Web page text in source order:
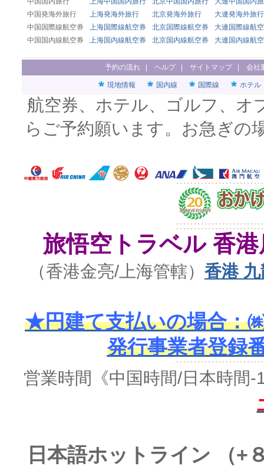
中国発海外旅行
上海発海外旅行 北京発海外旅行
大連発海外旅行
中国国際線航空券
上海国際線航空券 北京国際線航空券
大連国際線航
中国国内線航空券
上海国内線航空券 北京国内線航空券 大連国内線航
予約の流れ ヘルプ サイトマップ 会社
現地情報 国内線 国際線 ホテル
航空券、ホテル、ゴルフ、オ
らご予約願います。お急ぎの
旅悟空トラベル 香港
（香港金亮/上海管轄） 香港
★円建て支払いの場合：
発行事業者登録
営業時間 《中国時間/日本時間-
日本語ホットライン （+